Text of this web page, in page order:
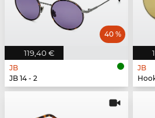
119,40 €
40 %
JB
JB 14 - 2
JB